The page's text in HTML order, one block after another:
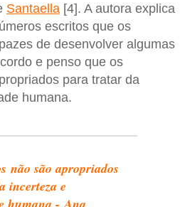
Santaella [4]. A autora explica
escritos que os
de desenvolver algumas
e penso que os
para tratar da
humana.
não são apropriados
incerteza e